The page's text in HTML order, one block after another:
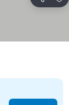
分享 加